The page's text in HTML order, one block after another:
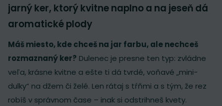
jarný ker, ktorý kvitne naplno a na jeseň dá
aromatické plody
Máš miesto, kde chceš na jar farbu, ale nechceš
rozmaznaný ker? Dulenec je presne ten typ: zvládne
veľa, krásne kvitne a ešte ti dá tvrdé, voňavé „mini-
dulky“ na džem či želé. Len rátaj s tŕňmi a s tým, že rez
robíš v správnom čase – inak si odstrihneš kvety.